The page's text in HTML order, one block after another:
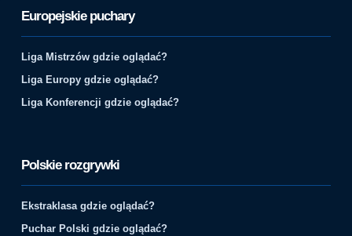
Europejskie puchary
Liga Mistrzów gdzie oglądać?
Liga Europy gdzie oglądać?
Liga Konferencji gdzie oglądać?
Polskie rozgrywki
Ekstraklasa gdzie oglądać?
Puchar Polski gdzie oglądać?